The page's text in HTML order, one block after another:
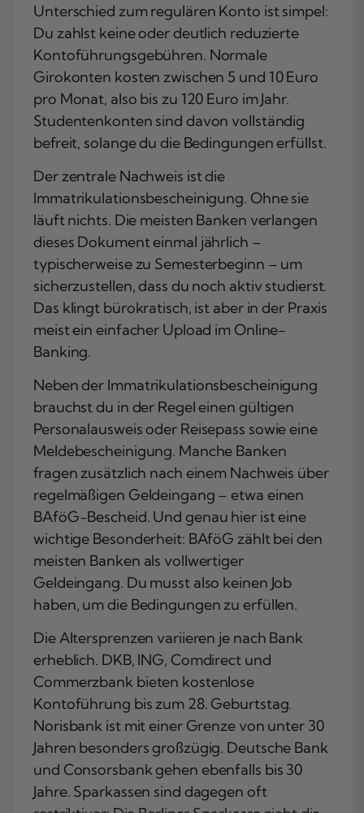
Unterschied zum regulären Konto ist simpel:
Du zahlst keine oder deutlich reduzierte
Kontoführungsgebühren. Normale
Girokonten kosten zwischen 5 und 10 Euro
pro Monat, also bis zu 120 Euro im Jahr.
Studentenkonten sind davon vollständig
befreit, solange du die Bedingungen erfüllst.
Der zentrale Nachweis ist die
Immatrikulationsbescheinigung. Ohne sie
läuft nichts. Die meisten Banken verlangen
dieses Dokument einmal jährlich –
typischerweise zu Semesterbeginn – um
sicherzustellen, dass du noch aktiv studierst.
Das klingt bürokratisch, ist aber in der Praxis
meist ein einfacher Upload im Online-
Banking.
Neben der Immatrikulationsbescheinigung
brauchst du in der Regel einen gültigen
Personalausweis oder Reisepass sowie eine
Meldebescheinigung. Manche Banken
fragen zusätzlich nach einem Nachweis über
regelmäßigen Geldeingang – etwa einen
BAföG-Bescheid. Und genau hier ist eine
wichtige Besonderheit: BAföG zählt bei den
meisten Banken als vollwertiger
Geldeingang. Du musst also keinen Job
haben, um die Bedingungen zu erfüllen.
Die Altersprenzen variieren je nach Bank
erheblich. DKB, ING, Comdirect und
Commerzbank bieten kostenlose
Kontoführung bis zum 28. Geburtstag.
Norisbank ist mit einer Grenze von unter 30
Jahren besonders großzügig. Deutsche Bank
und Consorsbank gehen ebenfalls bis 30
Jahre. Sparkassen sind dagegen oft